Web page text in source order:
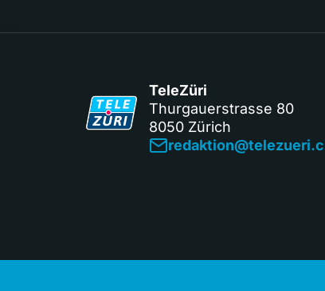
TeleZüri
Thurgauerstrasse 80
8050 Zürich